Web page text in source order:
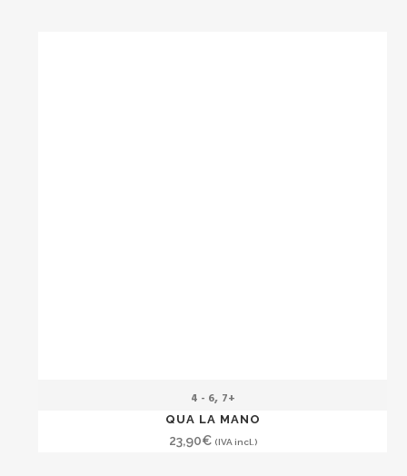
4 - 6, 7+
QUA LA MANO
23,90€ (IVA incl.)